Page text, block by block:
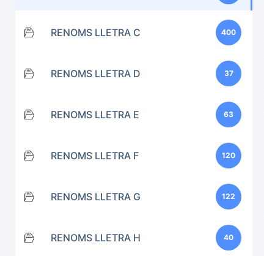
RENOMS LLETRA C 400
RENOMS LLETRA D 37
RENOMS LLETRA E 63
RENOMS LLETRA F 120
RENOMS LLETRA G 122
RENOMS LLETRA H 40